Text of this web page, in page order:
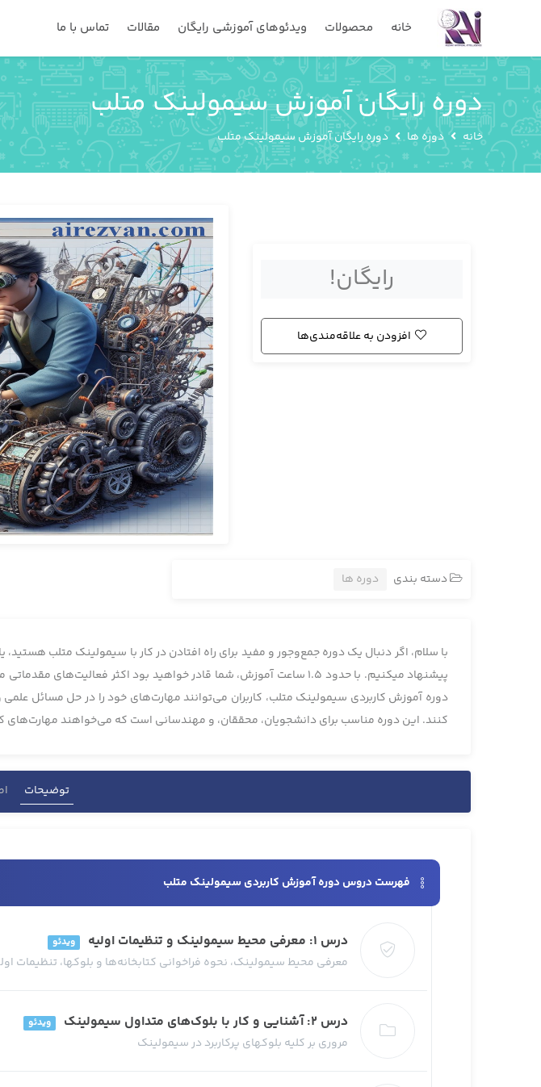
خانه محصولات ویدئوهای آموزشی رایگان مقالات تماس با ما
دوره رایگان آموزش سیمولینک متلب
خانه دوره ها دوره رایگان آموزش سیمولینک متلب
رایگان!
افزودن به علاقه‌مندی‌ها
دسته بندی دوره ها
با سلام، اگر دنبال یک دوره جمع‌وجور و مفید برای راه افتادن در کار با سیمولینک متلب
پیشنهاد میکنیم. با حدود 1.5 ساعت آموزش، شما قادر خواهید بود اکثر
دوره آموزش کاربردی سیمولینک متلب، کاربران می‌توانند مهارت‌های خود را در حل مسائل
کنند. این دوره‌ مناسب برای دانشجویان، محققان، و مهندسانی است که می‌خواهند مهارت‌های
توضیحات
فهرست دروس دوره آموزش کاربردی سیمولینک متلب
درس 1: معرفی محیط سیمولینک و تنظیمات اولیه ویدئو
معرفی محیط سیمولینک، نحوه فراخوانی کتابخانه‌ها و بلوکها، تنظیمات
درس 2: آشنایی و کار با بلوک‌های متداول سیمولینک ویدئو
مروری بر کلیه بلوکهای پرکاربرد در سیمولینک